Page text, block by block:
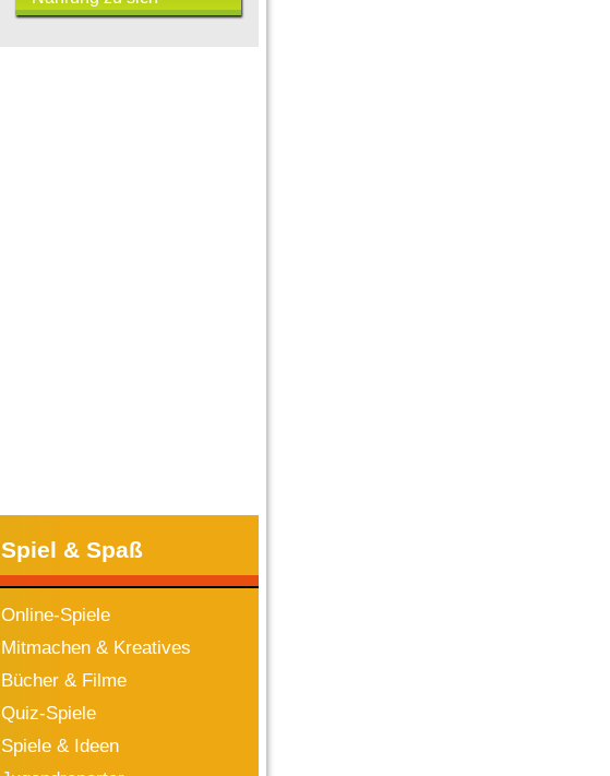
Spiel & Spaß
Online-Spiele
Mitmachen & Kreatives
Bücher & Filme
Quiz-Spiele
Spiele & Ideen